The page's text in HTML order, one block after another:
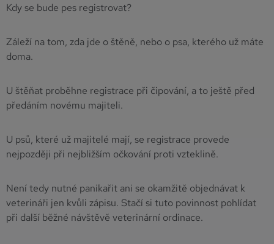
Kdy se bude pes registrovat?
Záleží na tom, zda jde o štěně, nebo o psa, kterého už máte
doma.
U štěňat proběhne registrace při čipování, a to ještě před
předáním novému majiteli.
U psů, které už majitelé mají, se registrace provede
nejpozději při nejbližším očkování proti vzteklině.
Není tedy nutné panikařit ani se okamžitě objednávat k
veterináři jen kvůli zápisu. Stačí si tuto povinnost pohlídat
při další běžné návštěvě veterinární ordinace.